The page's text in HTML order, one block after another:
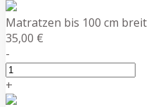
Matratzen bis 100 cm breit
35,00 €
-
+